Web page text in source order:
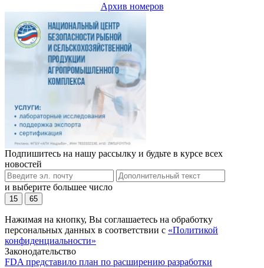
Архив номеров
Подпишитесь на нашу рассылку и будьте в курсе всех
новостей
и выберите большее число
15 65
Нажимая на кнопку, Вы соглашаетесь на обработку
персональных данных в соответствии с «Политикой
конфиденциальности»
Законодательство
FDA представило план по расширению разработки